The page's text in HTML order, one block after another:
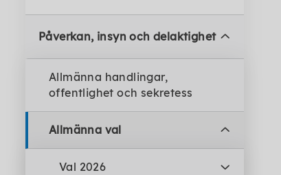
Påverkan, insyn och delaktighet
Allmänna handlingar,
offentlighet och sekretess
Allmänna val
Val 2026